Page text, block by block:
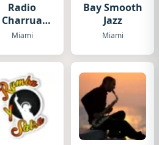
Radio
Charrua
USA
Miami
Bay Smooth
Jazz
Miami